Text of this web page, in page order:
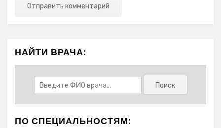
НАЙТИ ВРАЧА:
ПО СПЕЦИАЛЬНОСТЯМ: